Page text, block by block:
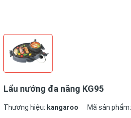
Lẩu nướng đa năng KG95
Thương hiệu: kangaroo Mã sản phẩm: